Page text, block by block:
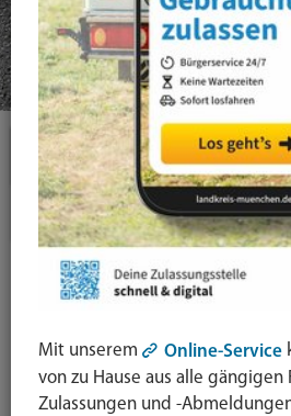
Themen
Mobilität
Kfz-Zulassung
Führerschein
Mit unserem Online-Service
von zu Hause aus alle gängigen
Zulassungen und -